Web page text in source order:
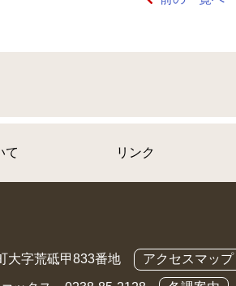
て リンク
大字荒砥甲833番地 アクセスマップ